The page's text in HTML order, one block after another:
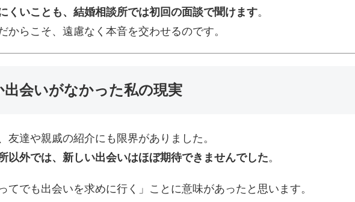
くいことも、結婚相談所では初回の面談で聞けます。
からこそ、遠慮なく本音を交わせるのです。
出会いがなかった私の現実
友達や親戚の紹介にも限界がありました。
以外では、新しい出会いはほぼ期待できませんでした。
てでも出会いを求めに行く」ことに意味があったと思います。